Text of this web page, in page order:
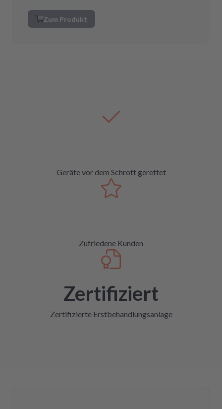
Zum Produkt
Geräte vor dem Schrott gerettet
Zufriedene Kunden
Zertifiziert
Zertifizierte Erstbehandlungsanlage